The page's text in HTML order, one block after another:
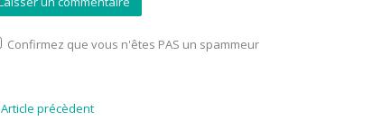
Confirmez que vous n'êtes PAS un spammeur
Article précèdent